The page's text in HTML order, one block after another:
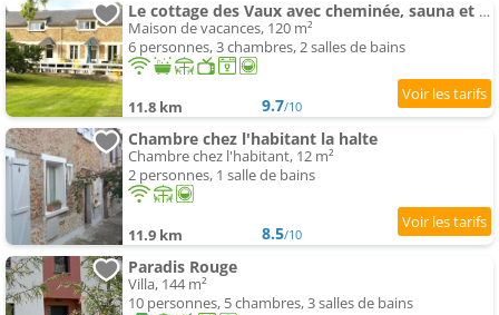
Le cottage des Vaux avec cheminée, sauna et spa dans un parc arboré
Maison de vacances, 120 m²
6 personnes, 3 chambres, 2 salles de bains
11.8 km 9.7/10
Chambre chez l'habitant la halte
Chambre chez l'habitant, 12 m²
2 personnes, 1 salle de bains
11.9 km 8.5/10
Paradis Rouge
Villa, 144 m²
10 personnes, 5 chambres, 3 salles de bains